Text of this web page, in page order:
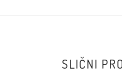
SLIČNI